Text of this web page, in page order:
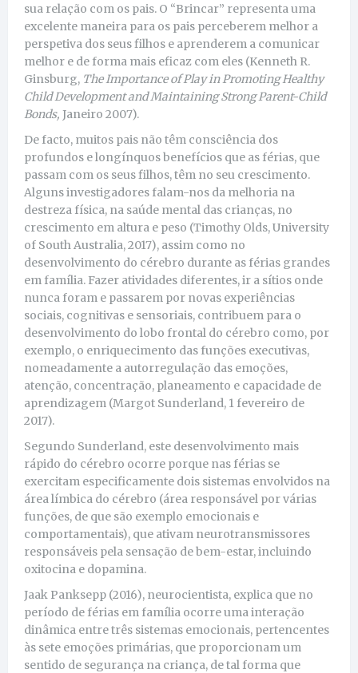
sua relação com os pais. O “Brincar” representa uma
excelente maneira para os pais perceberem melhor a
perspetiva dos seus filhos e aprenderem a comunicar
melhor e de forma mais eficaz com eles (Kenneth R.
Ginsburg, The Importance of Play in Promoting Healthy
Child Development and Maintaining Strong Parent-Child
Bonds, Janeiro 2007).
De facto, muitos pais não têm consciência dos
profundos e longínquos benefícios que as férias, que
passam com os seus filhos, têm no seu crescimento.
Alguns investigadores falam-nos da melhoria na
destreza física, na saúde mental das crianças, no
crescimento em altura e peso (Timothy Olds, University
of South Australia, 2017), assim como no
desenvolvimento do cérebro durante as férias grandes
em família. Fazer atividades diferentes, ir a sítios onde
nunca foram e passarem por novas experiências
sociais, cognitivas e sensoriais, contribuem para o
desenvolvimento do lobo frontal do cérebro como, por
exemplo, o enriquecimento das funções executivas,
nomeadamente a autorregulação das emoções,
atenção, concentração, planeamento e capacidade de
aprendizagem (Margot Sunderland, 1 fevereiro de
2017).
Segundo Sunderland, este desenvolvimento mais
rápido do cérebro ocorre porque nas férias se
exercitam especificamente dois sistemas envolvidos na
área límbica do cérebro (área responsável por várias
funções, de que são exemplo emocionais e
comportamentais), que ativam neurotransmissores
responsáveis pela sensação de bem-estar, incluindo
oxitocina e dopamina.
Jaak Panksepp (2016), neurocientista, explica que no
período de férias em família ocorre uma interação
dinâmica entre três sistemas emocionais, pertencentes
às sete emoções primárias, que proporcionam um
sentido de segurança na criança, de tal forma que